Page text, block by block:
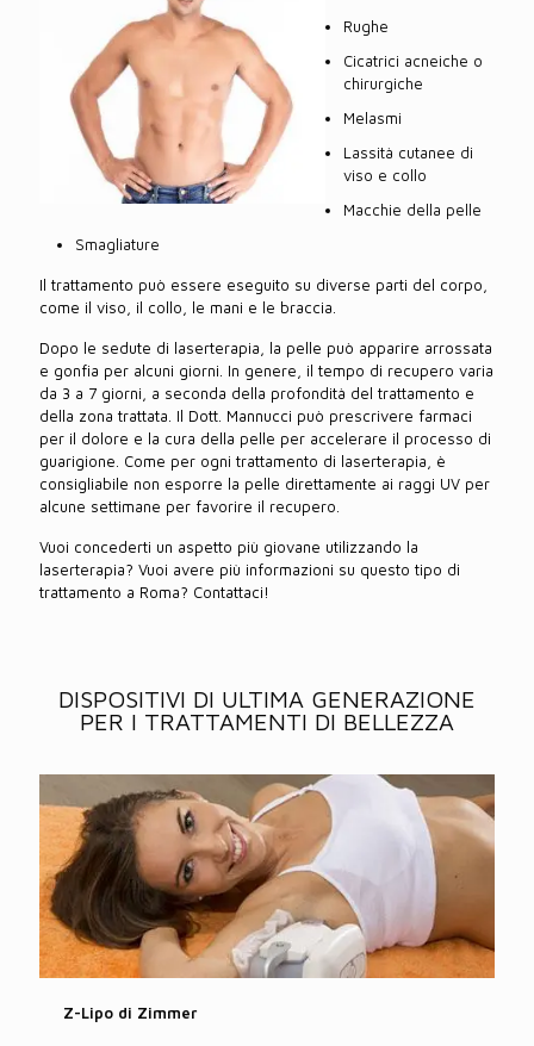
Rughe
Cicatrici acneiche o
chirurgiche
Melasmi
Lassità cutanee di
viso e collo
Macchie della pelle
Smagliature
Il trattamento può essere eseguito su diverse parti del corpo,
come il viso, il collo, le mani e le braccia.
Dopo le sedute di laserterapia, la pelle può apparire arrossata
e gonfia per alcuni giorni. In genere, il tempo di recupero varia
da 3 a 7 giorni, a seconda della profondità del trattamento e
della zona trattata. Il Dott. Mannucci può prescrivere farmaci
per il dolore e la cura della pelle per accelerare il processo di
guarigione. Come per ogni trattamento di laserterapia, è
consigliabile non esporre la pelle direttamente ai raggi UV per
alcune settimane per favorire il recupero.
Vuoi concederti un aspetto più giovane utilizzando la
laserterapia? Vuoi avere più informazioni su questo tipo di
trattamento a Roma? Contattaci!
DISPOSITIVI DI ULTIMA GENERAZIONE
PER I TRATTAMENTI DI BELLEZZA
Z-Lipo di Zimmer